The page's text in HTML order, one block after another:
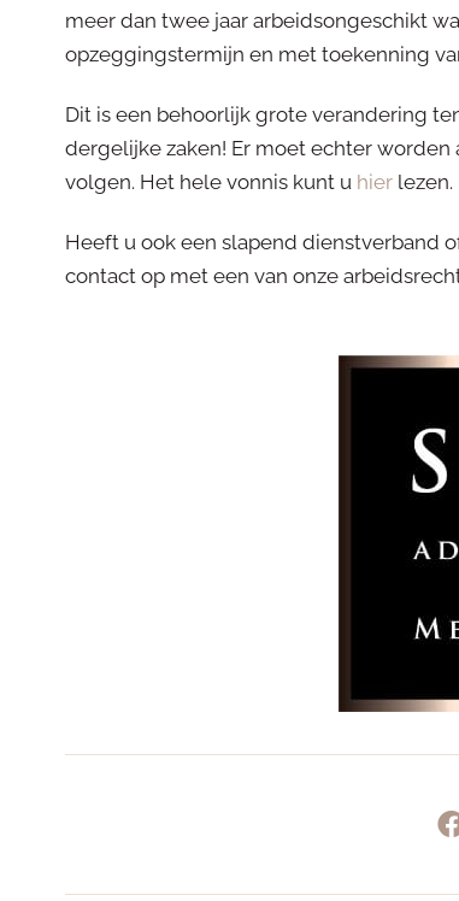
meer dan twee jaar arbeidsongeschikt
opzeggingstermijn en met toekenning
Dit is een behoorlijk grote verandering
dergelijke zaken! Er moet echter
volgen. Het hele vonnis kunt u hierlezen.
Heeft u ook een slapend dienstverband
contact op met een van onze